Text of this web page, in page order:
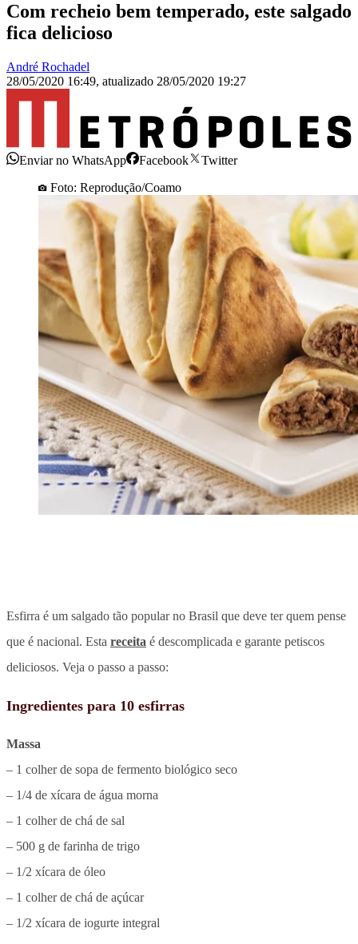
Com recheio bem temperado, este salgado
fica delicioso
André Rochadel
28/05/2020 16:49, atualizado 28/05/2020 19:27
Enviar no WhatsApp Facebook
Twitter
Foto: Reprodução/Coamo
Esfirra é um salgado tão popular no Brasil que deve ter quem pense
que é nacional. Esta receita é descomplicada e garante petiscos
deliciosos. Veja o passo a passo:
Ingredientes para 10 esfirras
Massa
– 1 colher de sopa de fermento biológico seco
– 1/4 de xícara de água morna
– 1 colher de chá de sal
– 500 g de farinha de trigo
– 1/2 xícara de óleo
– 1 colher de chá de açúcar
– 1/2 xícara de iogurte integral